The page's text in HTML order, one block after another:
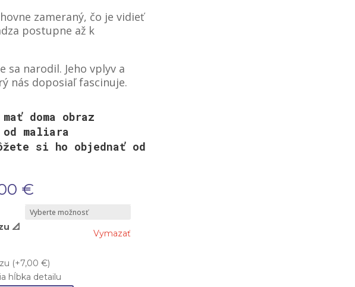
zameraný, čo je vidieť
postupne až k
sa narodil. Jeho vplyv a
nás doposiaľ fascinuje.
doma obraz
od maliara
si ho objednať od
€
49,00 €
through
📐
Vymazať
(+7,00€)
hĺbka detailu